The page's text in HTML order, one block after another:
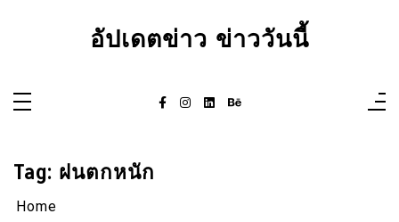
อัปเดตข่าว ข่าววันนี้
Tag: ฝนตกหนัก
Home